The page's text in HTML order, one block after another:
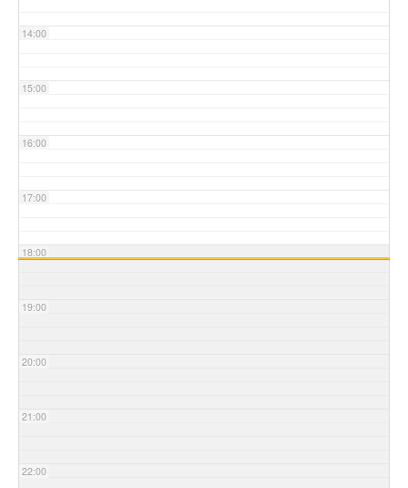
14:00
15:00
16:00
17:00
18:00
19:00
20:00
21:00
22:00